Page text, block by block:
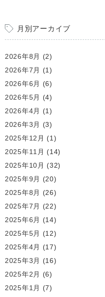
月別アーカイブ
2026年8月
(2)
2026年7月
(1)
2026年6月
(6)
2026年5月
(4)
2026年4月
(1)
2026年3月
(3)
2025年12月 (1)
2025年11月 (14)
2025年10月 (32)
2025年9月
(20)
2025年8月
(26)
2025年7月
(22)
2025年6月
(14)
2025年5月
(12)
2025年4月
(17)
2025年3月
(16)
2025年2月
(6)
2025年1月
(7)